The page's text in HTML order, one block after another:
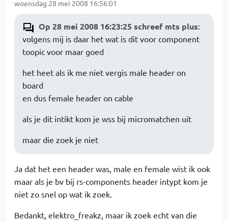
woensdag 28 mei 2008 16:56:01
Op 28 mei 2008 16:23:25 schreef mts plus:
volgens mij is daar het wat is dit voor component
toopic voor maar goed
het heet als ik me niet vergis male header on
board
en dus female header on cable
als je dit intikt kom je wss bij micromatchen uit
maar die zoek je niet
Ja dat het een header was, male en female wist ik ook
maar als je bv bij rs-components header intypt kom je
niet zo snel op wat ik zoek.
Bedankt, elektro_freakz, maar ik zoek echt van die